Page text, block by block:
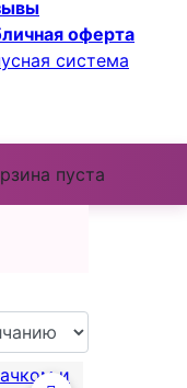
оферта
система
пуста